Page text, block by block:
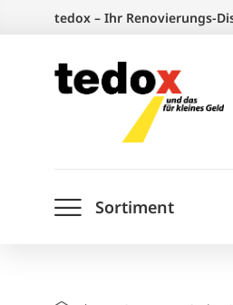
springen
tedox – Ihr Renovierungs-
Sortiment